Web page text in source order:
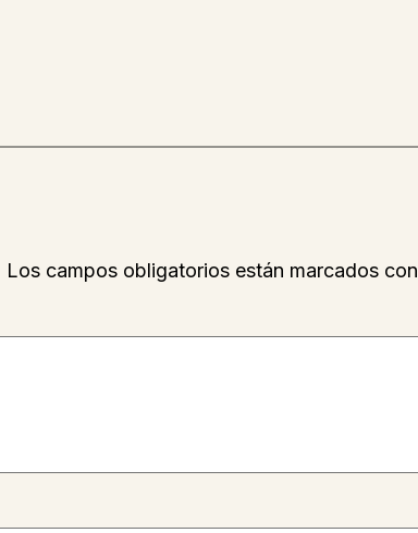
Los campos obligatorios están marcados con